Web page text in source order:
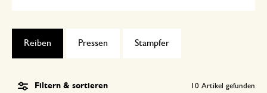
Reiben Pressen Stampfer
Filtern & sortieren 10 Artikel gefunden